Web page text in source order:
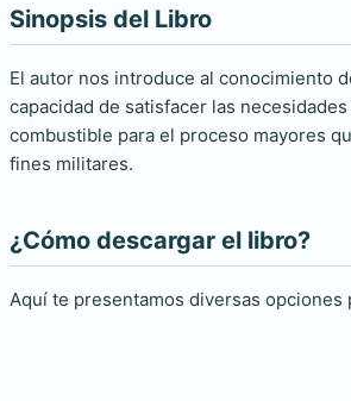
Sinopsis del Libro
El autor nos introduce al conocimiento
capacidad de satisfacer las
combustible para el proceso mayores
fines militares.
¿Cómo descargar el libro?
Aquí te presentamos diversas opciones